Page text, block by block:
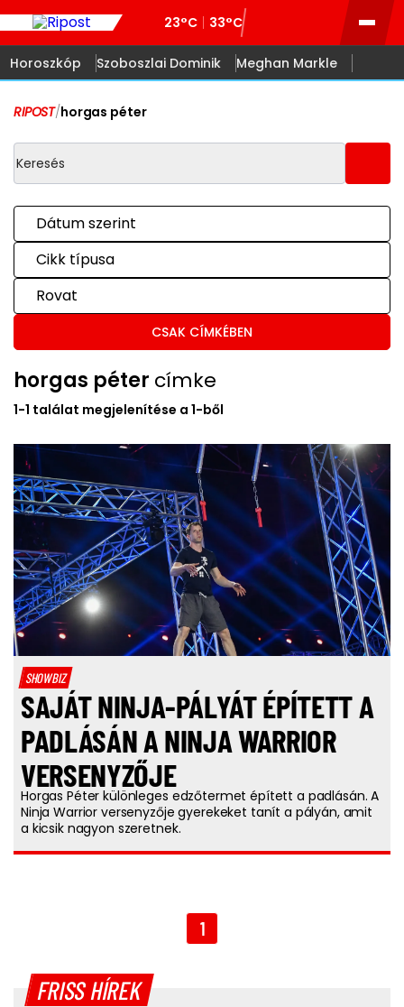
23°C 33°C
Horoszkóp Szoboszlai Dominik Meghan Markle
RIPOST/horgas péter
Dátum szerint
Cikk típusa
Rovat
CSAK CÍMKÉBEN
horgas péter címke
1-1 találat megjelenítése a 1-ből
SHOWBIZ
SAJÁT NINJA-PÁLYÁT ÉPÍTETT A
PADLÁSÁN A NINJA WARRIOR
VERSENYZŐJE
Horgas Péter különleges edzőtermet épített a padlásán. A
Ninja Warrior versenyzője gyerekeket tanít a pályán, amit
a kicsik nagyon szeretnek.
1
FRISS HÍREK